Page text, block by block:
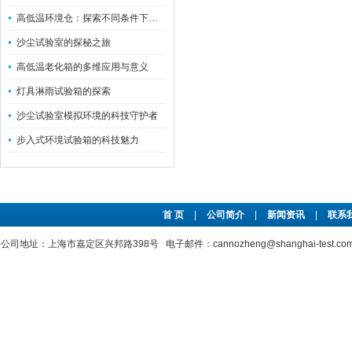
高低温环境仓：探索不同条件下的科学奥秘
沙尘试验室的探秘之旅
高低温老化箱的多维应用与意义
灯具淋雨试验箱的探索
沙尘试验室模拟环境的科技守护者
步入式环境试验箱的科技魅力
首 页 公司简介 新闻资讯 联系
公司地址：上海市嘉定区兴邦路398号 电子邮件：cannozheng@shanghai-